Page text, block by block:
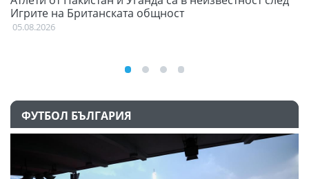
Игрите на Британската общност
05.08.2026
ФУТБОЛ БЪЛГАРИЯ